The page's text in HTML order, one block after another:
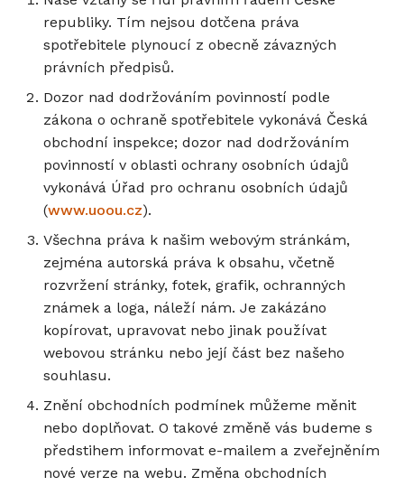
republiky. Tím nejsou dotčena práva
spotřebitele plynoucí z obecně závazných
právních předpisů.
Dozor nad dodržováním povinností podle
zákona o ochraně spotřebitele vykonává Česká
obchodní inspekce; dozor nad dodržováním
povinností v oblasti ochrany osobních údajů
vykonává Úřad pro ochranu osobních údajů
(www.uoou.cz).
Všechna práva k našim webovým stránkám,
zejména autorská práva k obsahu, včetně
rozvržení stránky, fotek, grafik, ochranných
známek a loga, náleží nám. Je zakázáno
kopírovat, upravovat nebo jinak používat
webovou stránku nebo její část bez našeho
souhlasu.
Znění obchodních podmínek můžeme měnit
nebo doplňovat. O takové změně vás budeme s
předstihem informovat e-mailem a zveřejněním
nové verze na webu. Změna obchodních